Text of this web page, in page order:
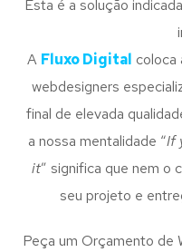
Esta é a solução
A Fluxo Digital coloca
webdesigners
final de elevada
a nossa mentalidade “If
it” significa que nem o
seu projeto e
Peça um Orçamento de